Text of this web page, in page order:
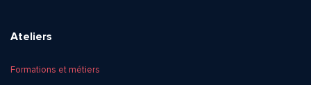
Ateliers
Formations et métiers